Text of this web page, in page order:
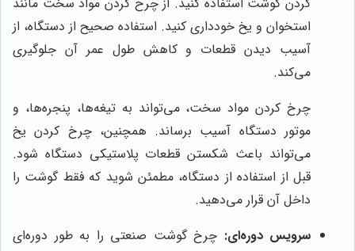
استخوان و یخ خودداری کنید. استفاده صحیح از دستگاه، از
آسیب دیدن قطعات و کاهش طول عمر آن جلوگیری
می‌کند.
چرخ کردن مواد سخت، می‌تواند به تیغه‌ها، پنجره‌ها، و
موتور دستگاه آسیب برساند. همچنین، چرخ کردن یخ
می‌تواند باعث شکستن قطعات پلاستیکی دستگاه شود.
قبل از استفاده از دستگاه، مطمئن شوید که فقط گوشت را
داخل آن قرار می‌دهید.
سرویس دوره‌ای: چرخ گوشت صنعتی را به طور دوره‌ای